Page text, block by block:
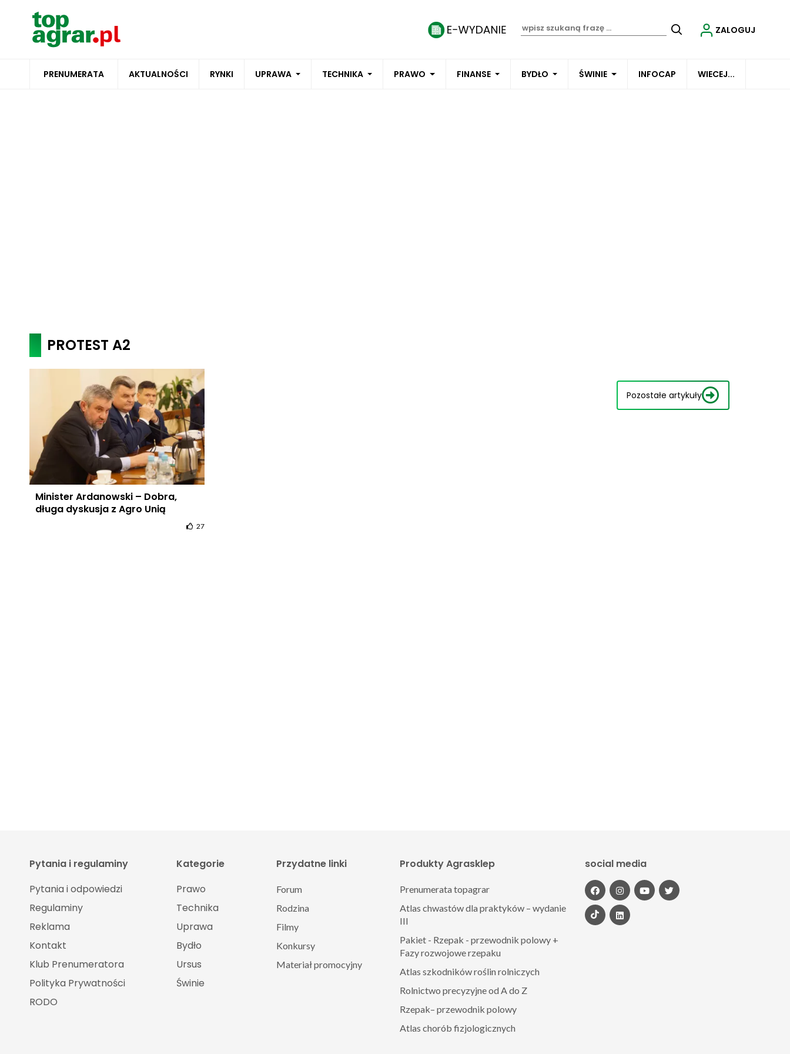
PRENUMERATA AKTUALNOŚCI RYNKI UPRAWA TECHNIKA PRAWO FINANSE BYDŁO ŚWINIE INFOCAP WIECEJ...
ZALOGUJ
PROTEST A2
Minister Ardanowski – Dobra,
długa dyskusja z Agro Unią
27
Pozostałe artykuły
Pytania i regulaminy
Pytania i odpowiedzi
Regulaminy
Reklama
Kontakt
Klub Prenumeratora
Polityka Prywatności
RODO
Kategorie
Prawo
Technika
Uprawa
Bydło
Ursus
Świnie
Produkty Agrasklep
Prenumerata topagrar
Atlas chwastów dla praktyków – wydanie
III
Pakiet - Rzepak - przewodnik polowy +
Fazy rozwojowe rzepaku
Atlas szkodników roślin rolniczych
Rolnictwo precyzyjne od A do Z
Rzepak– przewodnik polowy
Atlas chorób fizjologicznych
Przydatne linki
Forum
Rodzina
Filmy
Konkursy
Materiał promocyjny
social media